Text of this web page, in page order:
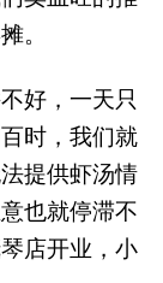
。
好，一天只
时，我们就
提供虾汤情
也就停滞不
店开业，小